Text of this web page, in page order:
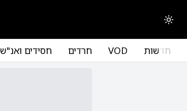
החלפת מצב תצוגה
חדשות VOD חרדים חסידים ואנ"ש